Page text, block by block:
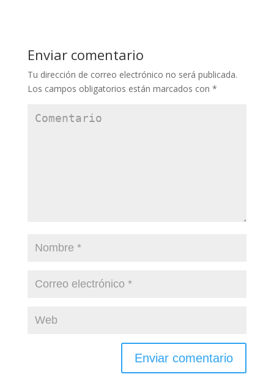
Enviar comentario
Tu dirección de correo electrónico no será publicada.
Los campos obligatorios están marcados con *